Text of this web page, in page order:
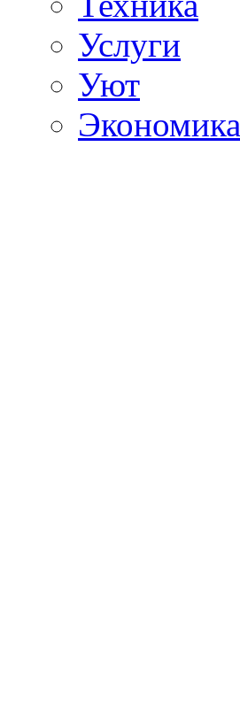
Услуги
Уют
Экономика